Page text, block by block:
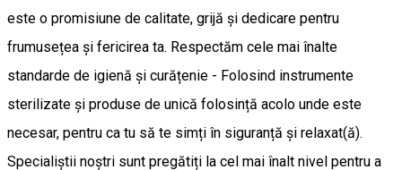
este o promisiune de calitate, grijă și dedicare pentru
frumusețea și fericirea ta. Respectăm cele mai înalte
standarde de igienă și curățenie - Folosind instrumente
sterilizate și produse de unică folosință acolo unde este
necesar, pentru ca tu să te simți în siguranță și relaxat(ă).
Specialiștii noștri sunt pregătiți la cel mai înalt nivel pentru a